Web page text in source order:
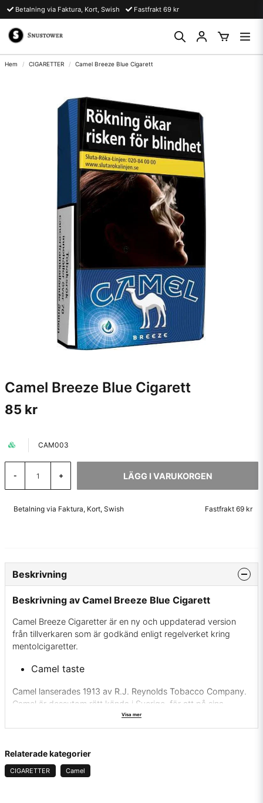
Betalning via Faktura, Kort, Swish Fastfrakt 69 kr
Hem CIGARETTER Camel Breeze Blue Cigarett
Camel Breeze Blue Cigarett
85 kr
CAM003
- + LÄGG I VARUKORGEN
Betalning via Faktura, Kort, Swish Fastfrakt 69 kr
Beskrivning
Beskrivning av Camel Breeze Blue Cigarett
Camel Breeze Cigaretter är en ny och uppdaterad version
från tillverkaren som är godkänd enligt regelverket kring
mentolcigaretter.
Camel taste
Camel lanserades 1913 av R.J. Reynolds Tobacco Company.
Camel är dessutom rätt kända i Sverige, för att på sina
förpackningar ha en bild på en dromedar. Om man dessutom
kollar in bilden på dromedaren noga så kan man om man är
bland annat Manneken Pis
Visa mer
Relaterade kategorier
CIGARETTER Camel